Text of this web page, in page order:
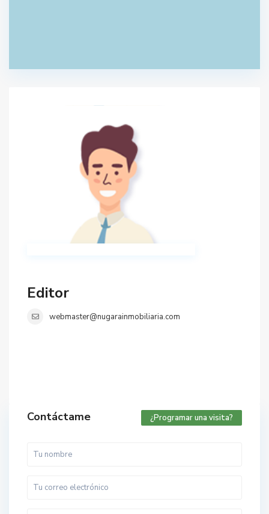
Editor
webmaster@nugarainmobiliaria.com
Contáctame ¿Programar una visita?